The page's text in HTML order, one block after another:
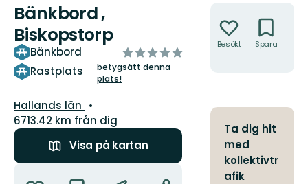
Bänkbord ,
Biskopstorp
Bänkbord
Rastplats
av
5
stjärnor
betygsätt denna
plats!
Län:
Hallands län
6713.42 km från dig
Visa på kartan
Besökt Spara
Ta dig hit
med
kollektivtr
afik